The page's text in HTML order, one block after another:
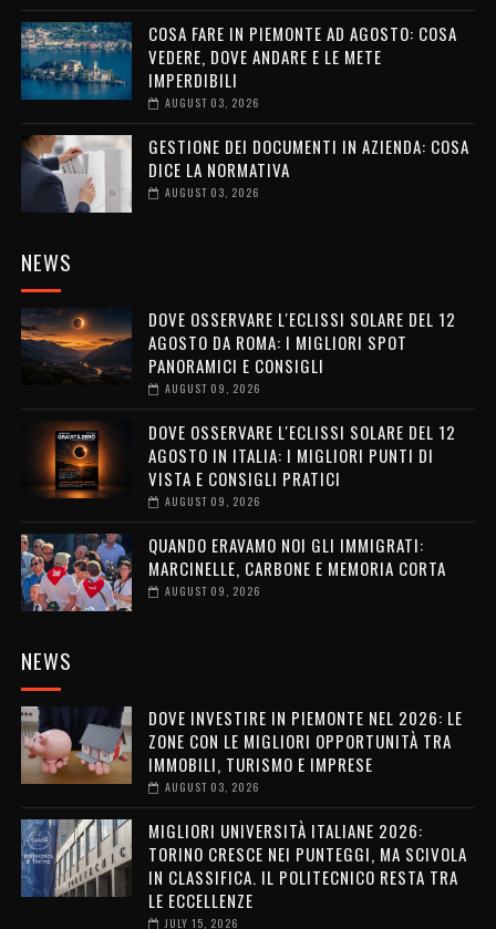
COSA FARE IN PIEMONTE AD AGOSTO: COSA
VEDERE, DOVE ANDARE E LE METE
IMPERDIBILI
AUGUST 03, 2026
GESTIONE DEI DOCUMENTI IN AZIENDA: COSA
DICE LA NORMATIVA
AUGUST 03, 2026
NEWS
DOVE OSSERVARE L'ECLISSI SOLARE DEL 12
AGOSTO DA ROMA: I MIGLIORI SPOT
PANORAMICI E CONSIGLI
AUGUST 09, 2026
DOVE OSSERVARE L'ECLISSI SOLARE DEL 12
AGOSTO IN ITALIA: I MIGLIORI PUNTI DI
VISTA E CONSIGLI PRATICI
AUGUST 09, 2026
QUANDO ERAVAMO NOI GLI IMMIGRATI:
MARCINELLE, CARBONE E MEMORIA CORTA
AUGUST 09, 2026
NEWS
DOVE INVESTIRE IN PIEMONTE NEL 2026: LE
ZONE CON LE MIGLIORI OPPORTUNITÀ TRA
IMMOBILI, TURISMO E IMPRESE
AUGUST 03, 2026
MIGLIORI UNIVERSITÀ ITALIANE 2026:
TORINO CRESCE NEI PUNTEGGI, MA SCIVOLA
IN CLASSIFICA. IL POLITECNICO RESTA TRA
LE ECCELLENZE
JULY 15, 2026